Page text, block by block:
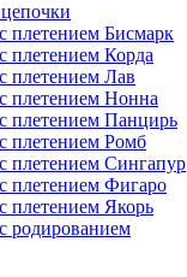
плетением Бисмарк
плетением Корда
плетением Лав
плетением Нонна
плетением Панцирь
плетением Ромб
плетением Сингапур
плетением Фигаро
плетением Якорь
родированием